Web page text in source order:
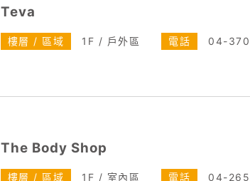
Teva
樓層 / 區域 1F / 戶外區 電話 04-
The Body Shop
樓層 / 區域 1F / 室內區 電話 04-